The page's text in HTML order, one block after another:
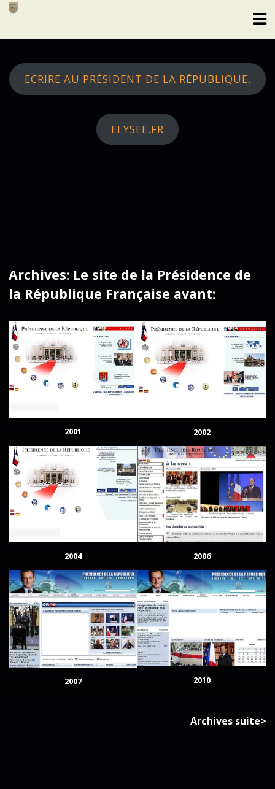
Skip
ECRIRE AU PRÉSIDENT DE LA RÉPUBLIQUE.
ELYSEE.FR
Archives: Le site de la Présidence de
la République Française avant:
2001 2002
2004 2006
2007 2010
Archives suite>